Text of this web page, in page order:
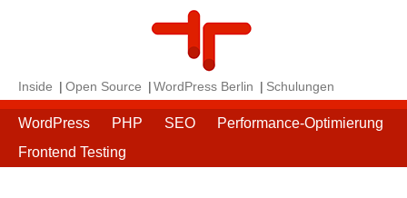
Inside Open Source WordPress Berlin Schulungen
WordPress PHP SEO
Performance-Optimierung
Frontend Testing